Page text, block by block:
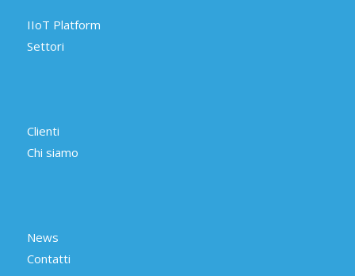
IIoT Platform
Settori
Clienti
Chi siamo
News
Contatti